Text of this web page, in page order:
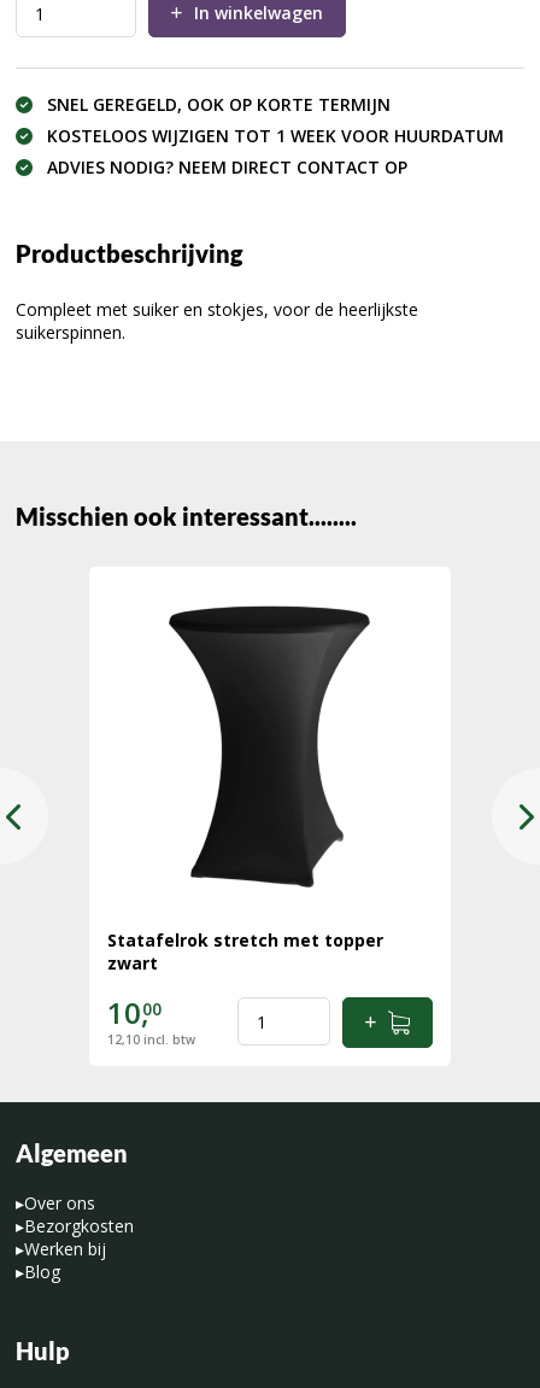
In winkelwagen
SNEL GEREGELD, OOK OP KORTE TERMIJN
KOSTELOOS WIJZIGEN TOT 1 WEEK VOOR HUURDATUM
ADVIES NODIG? NEEM DIRECT CONTACT OP
Productbeschrijving
Compleet met suiker en stokjes, voor de heerlijkste
suikerspinnen.
Misschien ook interessant........
Statafelrok stretch met topper
zwart
10,00
12,10 incl. btw
Algemeen
▸Over ons
▸Bezorgkosten
▸Werken bij
▸Blog
Hulp